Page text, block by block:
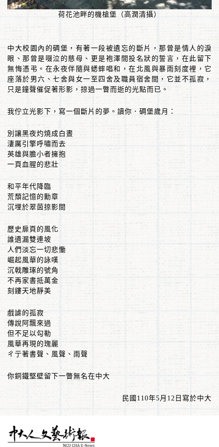
荷花池畔的機槍堡（高潤清攝）
中大校園內的碉堡，有著一段被遺忘的斷片，那曾是情人的淚
眼、那曾是啜泣的慈母、更是袍澤間投名狀的誓言，在此留下
無悔憑弔。在永夜伴隨與蟋蟀唱和，在北風與暴雨刻度裡，它
座落於男六、七舍與女一至四舍及職員宿舍間，它並不孤寂，
只是鐘聲催促著形影，掠過一瞥而逝的光點而已。
我佇立光影下，寫一個斷片的夢。讀你．碉堡歲月：
別讓黑夜灼燒成白晝
淒厲引擎呼嘯而去
英雄與膽小者擁抱
一頁血腥的悲壯
和平年代降臨
荒頹記憶的勳章
沉埋於翠茵掠影間
歷史扉頁的風化
誰遺漏雙連坡
人們淡忘一切悲慟
崛起風華的詠嘆
沉戟雕琢的號角
不再家書抵萬金
刻鏤天地靜美
戲謔的孤寂
傳說阿飄來過
但不足以勾勒
風華再現的瑰麗
ㄔ亍著書聲、風聲、雨聲
你銅鐵堅壁留下一瞥無名在中大
民國110年5月12日寫於中大